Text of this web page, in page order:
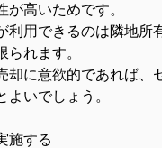
が高いためです。
利用できるのは隣地所
られます。
却に意欲的であれば、
よいでしょう。
施する